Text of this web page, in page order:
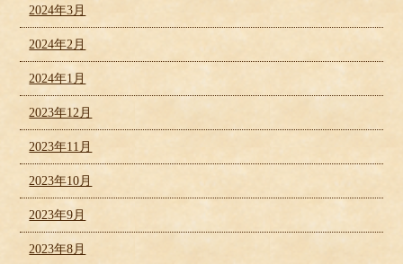
2024年3月
2024年2月
2024年1月
2023年12月
2023年11月
2023年10月
2023年9月
2023年8月